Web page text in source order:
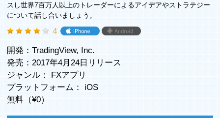
スし世界7百万人以上のトレーダーによるアイデアやストラテジー
について話し合いましょう。
4
開発：TradingView, Inc.
発売：2017年4月24日リリース
ジャンル： FXアプリ
プラットフォーム：
iOS
無料（¥0）